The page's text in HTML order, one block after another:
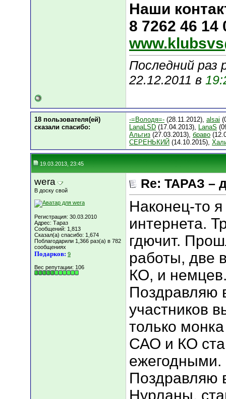
Наши
8 7262 46 14
Последний раз
22.12.2011 в
18 пользователя(ей)
сказали cпасибо:
-=Володя=- (28.11.2012), alsai
LanaLSD (17.04.2013), LanaS
Альгиз (27.03.2013), браво
СЕРЕНЬКИЙ (14.10.2015),
19.03.2013, 23:45
wera
В доску свой
Регистрация: 30.03.2010
Адрес: Тараз
Сообщений: 1,813
Сказал(а) спасибо: 1,674
Поблагодарили 1,366 раз(а) в 782
сообщениях
Подарков: 9
Вес репутации: 106
Re: ТАРАЗ –
Наконец-то
интернета.
гдючит.
работы, две
КО, и
Поздравляю
участников
только
САО и КО
ежегодными.
Поздравляю
Нурланы,